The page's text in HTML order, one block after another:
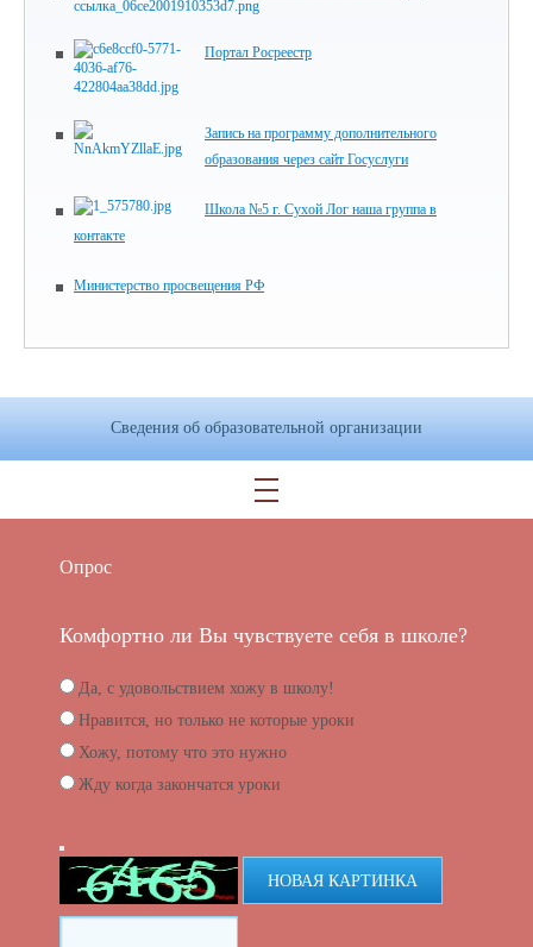
Портал Росреестр
Запись на программу дополнительного
образования через сайт Госуслуги
Школа №5 г. Сухой Лог наша группа в
контакте
Министерство просвещения РФ
Сведения об образовательной организации
Опрос
Комфортно ли Вы чувствуете себя в школе?
Да, с удовольствием хожу в школу!
Нравится, но только не которые уроки
Хожу, потому что это нужно
Жду когда закончатся уроки
НОВАЯ КАРТИНКА